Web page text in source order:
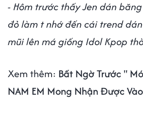
- Hôm trước thấy Jen dán
đỏ làm t nhớ đến cái trend
mũi lên má giống Idol Kpop
Xem thêm: Bất Ngờ Trước "
NAM EM Mong Nhận Được